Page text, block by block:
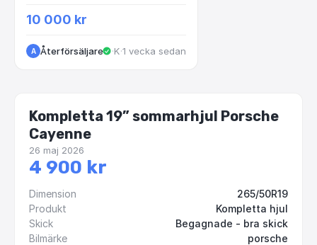
10 000 kr
A Återförsäljare · Kungälv
·1 vecka sedan
Kompletta 19” sommarhjul Porsche
Cayenne
26 maj 2026
4 900 kr
Dimension
265/50R19
Produkt
Kompletta hjul
Skick
Begagnade - bra skick
Bilmärke
porsche